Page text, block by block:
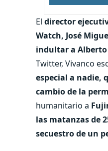
El director
Watch, José
indultar a
Twitter, Vivanco
especial a nadie,
cambio de la
humanitario a
las matanzas de
secuestro de un